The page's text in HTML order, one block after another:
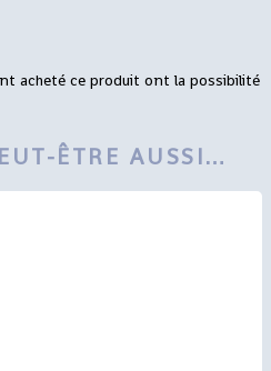
acheté ce produit ont la possibilité
ÊTRE AUSSI…